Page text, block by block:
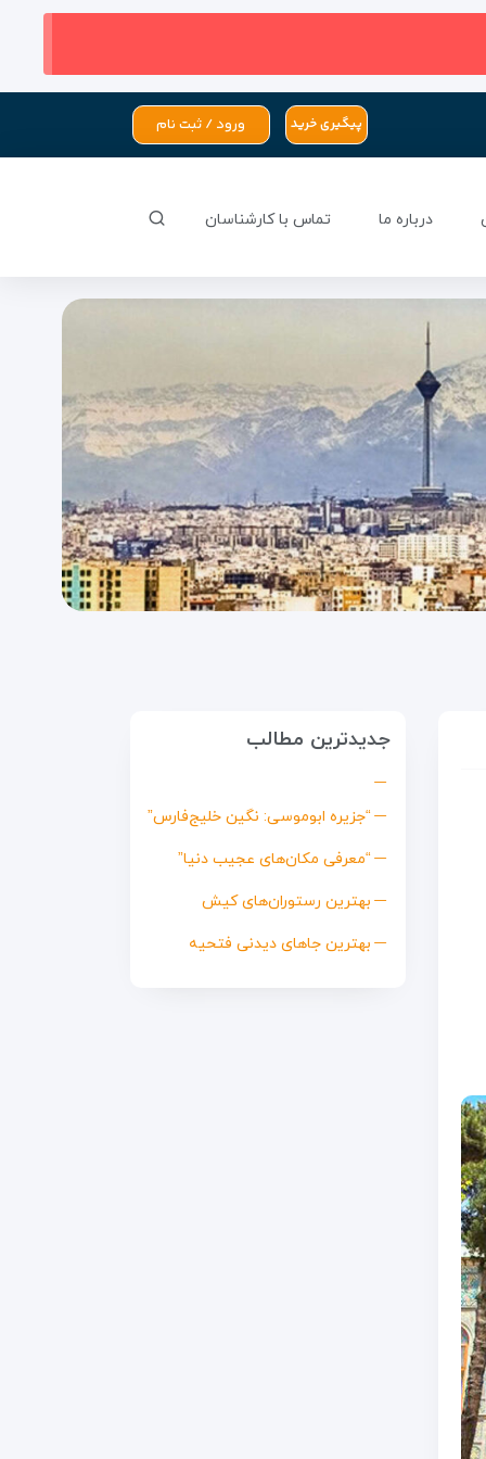
پیگیری خرید ورود / ثبت نام
درباره ما تماس با کارشناسان
جدیدترین مطالب
“جزیره ابوموسی: نگین خلیج‌فارس”
“معرفی مکان‌های عجیب دنیا”
بهترین رستوران‌های کیش
بهترین جاهای دیدنی فتحیه